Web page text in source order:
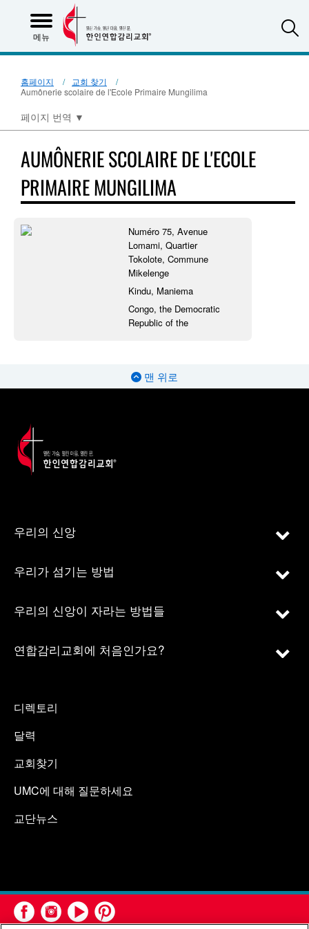
메뉴
홈페이지
교회 찾기
Aumônerie scolaire de l'Ecole Primaire Mungilima
페이지 번역 ▼
AUMÔNERIE SCOLAIRE DE L'ECOLE
PRIMAIRE MUNGILIMA
Numéro 75, Avenue
Lomami, Quartier
Tokolote, Commune
Mikelenge
Kindu, Maniema
Congo, the Democratic
Republic of the
맨 위로
우리의 신앙
우리가 섬기는 방법
우리의 신앙이 자라는 방법들
연합감리교회에 처음인가요?
디렉토리
달력
교회찾기
UMC에 대해 질문하세요
교단뉴스